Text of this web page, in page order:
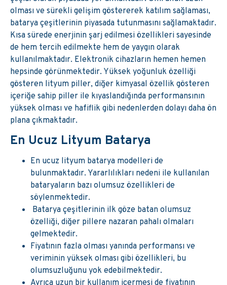
olması ve sürekli gelişim göstererek katılım sağlaması,
batarya çeşitlerinin piyasada tutunmasını sağlamaktadır.
Kısa sürede enerjinin şarj edilmesi özellikleri sayesinde
de hem tercih edilmekte hem de yaygın olarak
kullanılmaktadır. Elektronik cihazların hemen hemen
hepsinde görünmektedir. Yüksek yoğunluk özelliği
gösteren lityum piller, diğer kimyasal özellik gösteren
içeriğe sahip piller ile kıyaslandığında performansının
yüksek olması ve hafiflik gibi nedenlerden dolayı daha ön
plana çıkmaktadır.
En Ucuz Lityum Batarya
En ucuz lityum batarya modelleri de
bulunmaktadır. Yararlılıkları nedeni ile kullanılan
bataryaların bazı olumsuz özellikleri de
söylenmektedir.
Batarya çeşitlerinin ilk göze batan olumsuz
özelliği, diğer pillere nazaran pahalı olmaları
gelmektedir.
Fiyatının fazla olması yanında performansı ve
veriminin yüksek olması gibi özellikleri, bu
olumsuzluğunu yok edebilmektedir.
Ayrıca uzun bir kullanım içermesi de fiyatının